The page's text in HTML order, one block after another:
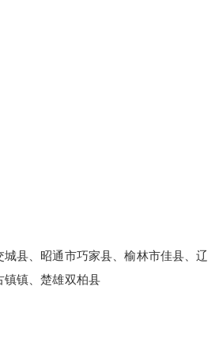
县、昭通市巧家县、榆林市佳县、辽
镇镇、楚雄双柏县